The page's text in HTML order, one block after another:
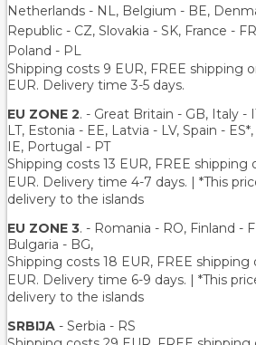
Netherlands - NL, Belgium - BE,
Republic - CZ, Slovakia - SK, France -
Poland - PL
Shipping costs 9 EUR, FREE shipping
EUR. Delivery time 3-5 days.
EU ZONE 2. - Great Britain - GB, Italy -
LT, Estonia - EE, Latvia - LV, Spain -
IE, Portugal - PT
Shipping costs 13 EUR, FREE shipping
EUR. Delivery time 4-7 days. | *This
delivery to the islands
EU ZONE 3. - Romania - RO, Finland -
Bulgaria - BG,
Shipping costs 18 EUR, FREE
EUR. Delivery time 6-9 days. | *This
delivery to the islands
SRBIJA - Serbia - RS